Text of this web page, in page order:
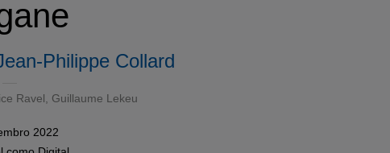
Philippe Collard
Ravel , Guillaume Lekeu
2022